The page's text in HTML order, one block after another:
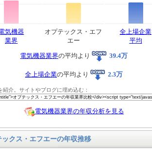
気機器
業界
オプテックス・エフ
エー
全上場企業
平均
電気機器業界の平均より 39.4万
全上場企業の平均より 2.3万
紹介。サイトやブログに埋め込む：
電気機器業界の年収分析を見る
ックス・エフエーの年収推移